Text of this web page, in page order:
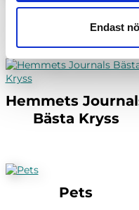
Endast
Glutenfri Matlust
Hemmets
Bästa Kryss
Pets